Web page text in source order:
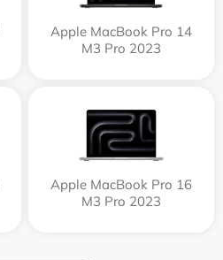
Apple MacBook Pro 14
M3 Pro 2023
Apple MacBook Pro 16
M3 Pro 2023